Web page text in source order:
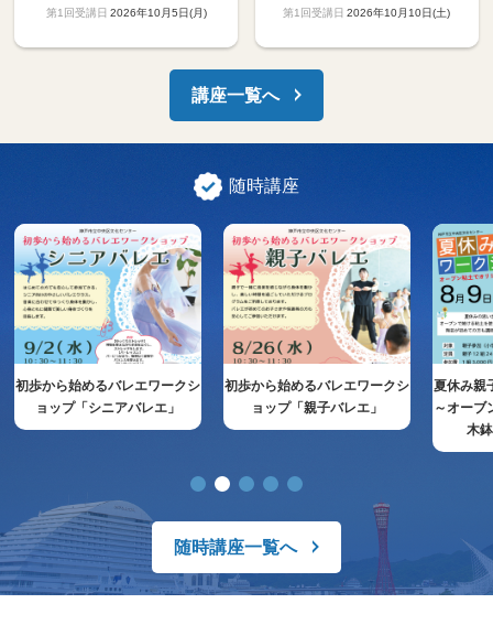
2026年10月5日(月) 2026年10月10日(土)
講座一覧へ
随時講座
初歩から始めるバレエワークシ
ョップ「シニアバレエ」
初歩から始めるバレエワークシ
ョップ「親子バレエ」
夏休み親
～オーブ
木
随時講座一覧へ